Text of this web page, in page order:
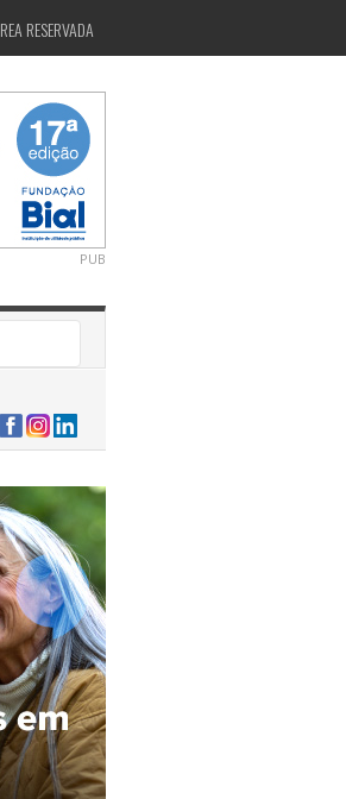
RESERVADA
PUB